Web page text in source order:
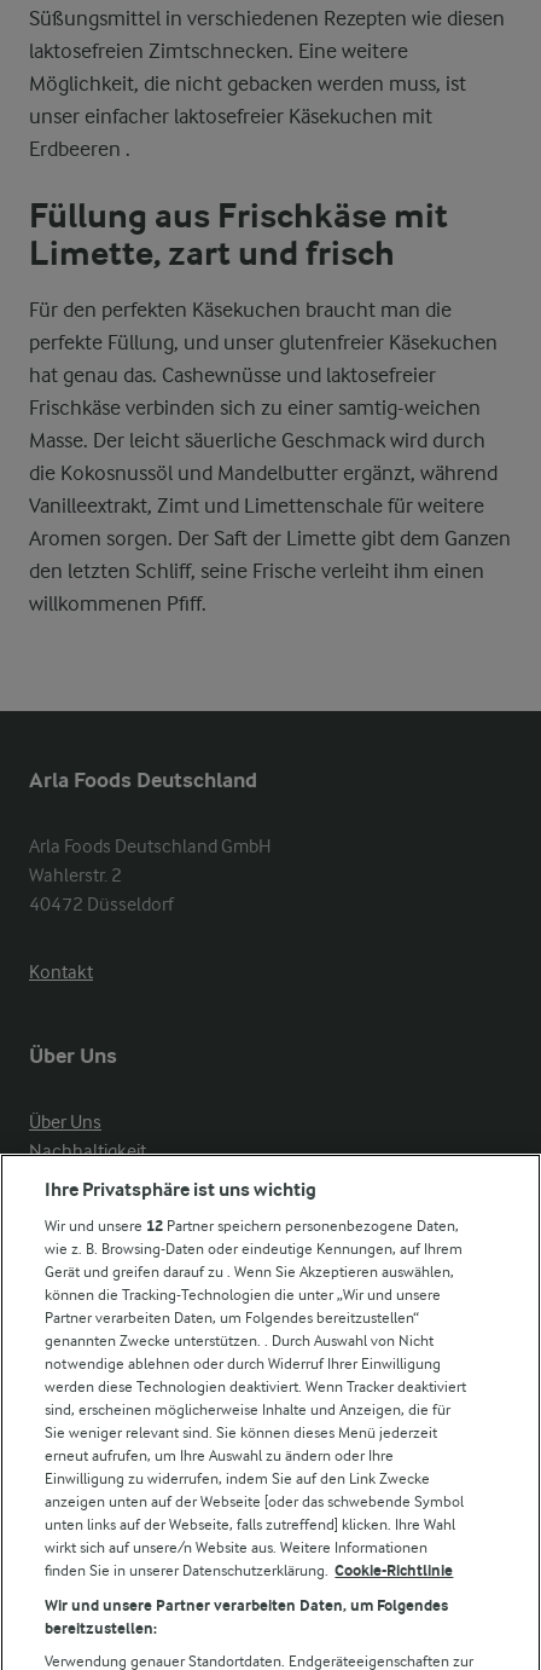
Süßungsmittel in verschiedenen Rezepten wie diesen
laktosefreien Zimtschnecken. Eine weitere
Möglichkeit, die nicht gebacken werden muss, ist
unser einfacher laktosefreier Käsekuchen mit
Erdbeeren .
Füllung aus Frischkäse mit
Limette, zart und frisch
Für den perfekten Käsekuchen braucht man die
perfekte Füllung, und unser glutenfreier Käsekuchen
hat genau das. Cashewnüsse und laktosefreier
Frischkäse verbinden sich zu einer samtig-weichen
Masse. Der leicht säuerliche Geschmack wird durch
die Kokosnussöl und Mandelbutter ergänzt, während
Vanilleextrakt, Zimt und Limettenschale für weitere
Aromen sorgen. Der Saft der Limette gibt dem Ganzen
den letzten Schliff, seine Frische verleiht ihm einen
willkommenen Pfiff.
Arla Foods Deutschland
Arla Foods Deutschland GmbH
Wahlerstr. 2
40472 Düsseldorf
Kontakt
Über Uns
Über Uns
Nachhaltigkeit
Compliance
Arla in anderen Ländern
Weitere Arla Websites
Castello
Lurpak
Arla Pro
Für unsere Landwirt:innen
Folge uns!
Ihre Privatsphäre ist uns wichtig
Wir und unsere 12 Partner speichern personenbezogene Daten,
wie z. B. Browsing-Daten oder eindeutige Kennungen, auf Ihrem
Gerät und greifen darauf zu . Wenn Sie Akzeptieren auswählen,
können die Tracking-Technologien die unter „Wir und unsere
Partner verarbeiten Daten, um Folgendes bereitzustellen“
genannten Zwecke unterstützen. . Durch Auswahl von Nicht
notwendige ablehnen oder durch Widerruf Ihrer Einwilligung
werden diese Technologien deaktiviert. Wenn Tracker deaktiviert
sind, erscheinen möglicherweise Inhalte und Anzeigen, die für
Sie weniger relevant sind. Sie können dieses Menü jederzeit
erneut aufrufen, um Ihre Auswahl zu ändern oder Ihre
Einwilligung zu widerrufen, indem Sie auf den Link Zwecke
anzeigen unten auf der Webseite [oder das schwebende Symbol
unten links auf der Webseite, falls zutreffend] klicken. Ihre Wahl
wirkt sich auf unsere/n Website aus. Weitere Informationen
finden Sie in unserer Datenschutzerklärung. Cookie-Richtlinie
Wir und unsere Partner verarbeiten Daten, um Folgendes
bereitzustellen:
Verwendung genauer Standortdaten. Endgeräteeigenschaften zur